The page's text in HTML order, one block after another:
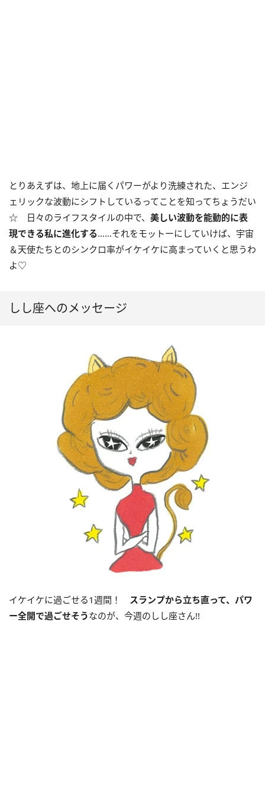
とりあえずは、地上に届くパワーがより洗練された、エンジ
ェリックな波動にシフトしているってことを知ってちょうだい
☆ 日々のライフスタイルの中で、 美しい波動を能動的に表
現できる私に進化する……それをモットーにしていけば、宇宙
＆天使たちとのシンクロ率がイケイケに高まっていくと思うわ
よ♡
しし座へのメッセージ
イケイケに過ごせる1週間！ スランプから立ち直って、パワ
ー全開で過ごせそうなのが、今週のしし座さん!!